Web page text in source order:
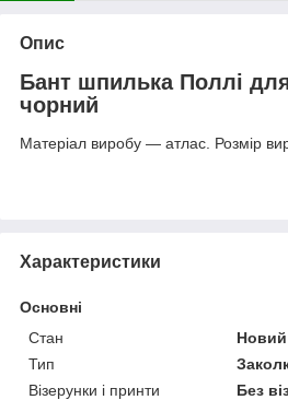
Опис
Бант шпилька Поллі
чорний
Матеріал виробу — атлас. Розмір
Характеристики
Основні
Стан
Новий
Тип
Візерунки і принти
Без